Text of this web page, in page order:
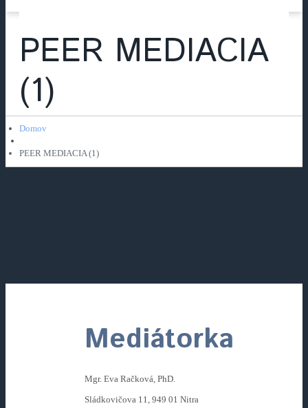
PEER MEDIACIA
(1)
Domov
PEER MEDIACIA (1)
Mediátorka
Mgr. Eva Račková, PhD.
Sládkovičova 11, 949 01 Nitra